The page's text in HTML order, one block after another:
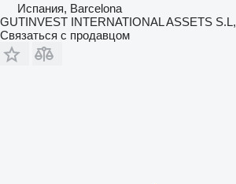
Испания, Barcelona
GUTINVEST INTERNATIONAL ASSETS S.L,
Связаться с продавцом